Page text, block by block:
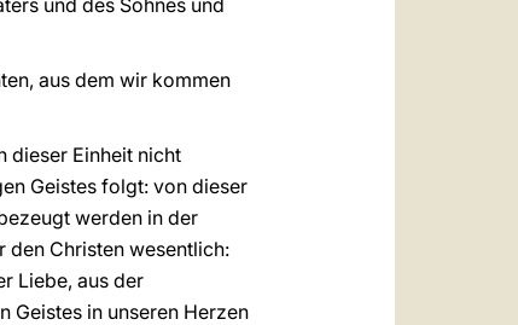
und des Sohnes und
aus dem wir kommen
dieser Einheit nicht
Geistes folgt: von dieser
werden in der
den Christen wesentlich:
Liebe, aus der
Geistes in unseren Herzen